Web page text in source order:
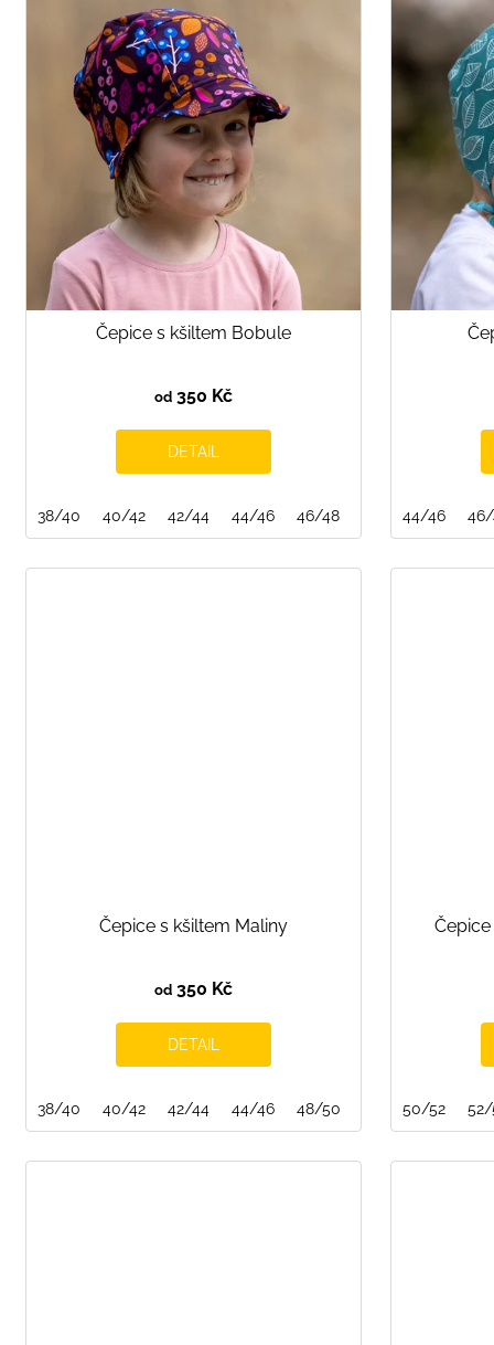
ů
Čepice s kšiltem Bobule
od 350 Kč
DETAIL
38/40 40/42 42/44 44/46 46/48 48/50 50/52
44/46
Čepice s kšiltem Maliny
od 350 Kč
DETAIL
38/40 40/42 42/44 44/46 48/50 50/52 52/54
50/52